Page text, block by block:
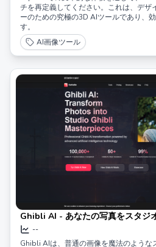
チを再定義してください。これは、デザ
ーのための究極の3D AIツールであり、
す。
AI画像ツール
Ghibli AI - あなたの写真をスタジ
変換 - KeKeBe
--
Ghibli AIは、普通の画像を魔法のような